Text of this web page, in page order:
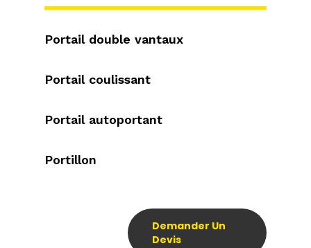
Portail double vantaux
Portail coulissant
Portail autoportant
Portillon
Demander Un
Devis